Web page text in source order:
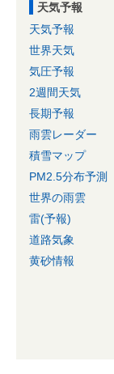
天気予報
天気予報
世界天気
気圧予報
2週間天気
長期予報
雨雲レーダー
積雪マップ
PM2.5分布予測
世界の雨雲
雷(予報)
道路気象
黄砂情報